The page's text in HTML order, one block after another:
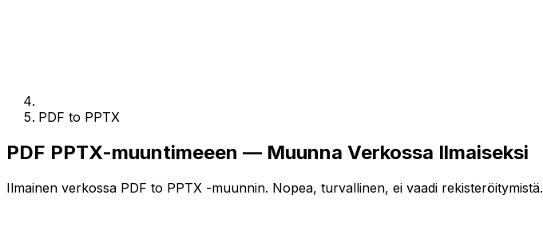
PDF to PPTX
PDF PPTX-muuntimeeen — Muunna Verkossa Ilmaiseksi
Ilmainen verkossa PDF to PPTX -muunnin. Nopea, turvallinen, ei vaadi rekisteröitymistä.